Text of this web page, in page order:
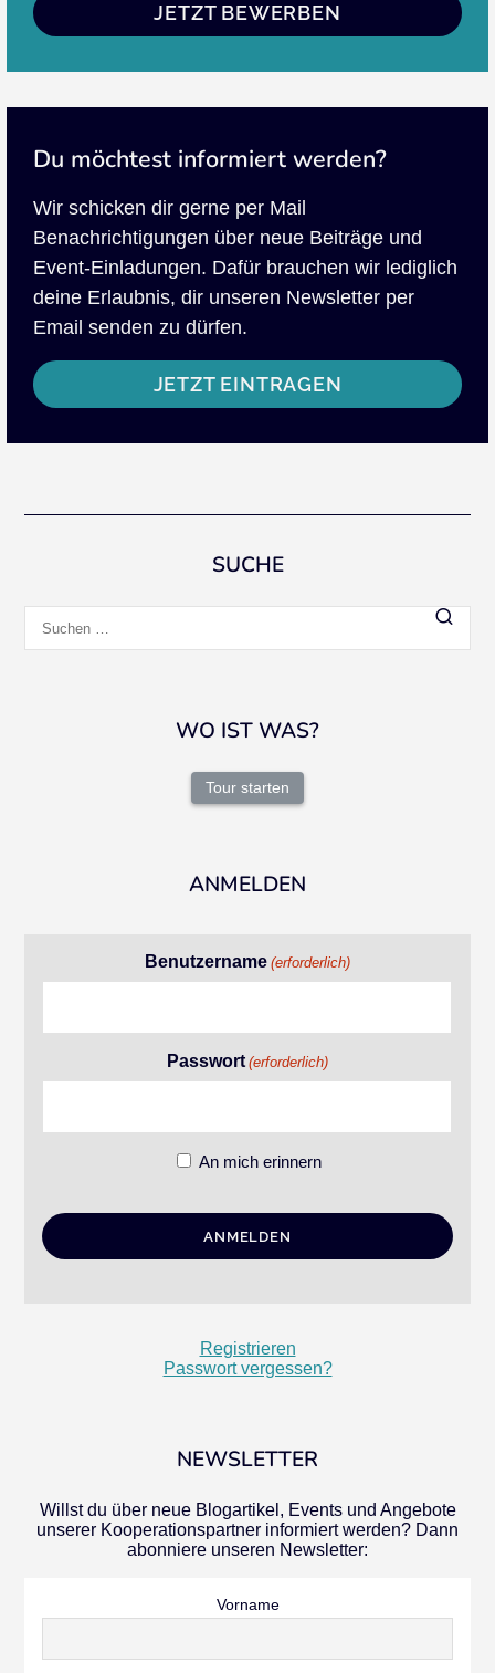
JETZT BEWERBEN
Du möchtest informiert werden?
Wir schicken dir gerne per Mail
Benachrichtigungen über neue Beiträge und
Event-Einladungen. Dafür brauchen wir lediglich
deine Erlaubnis, dir unseren Newsletter per
Email senden zu dürfen.
JETZT EINTRAGEN
SUCHE
nach:
WO IST WAS?
Tour starten
ANMELDEN
Benutzername (erforderlich)
Passwort (erforderlich)
An mich erinnern
Registrieren
Passwort vergessen?
NEWSLETTER
Willst du über neue Blogartikel, Events und Angebote
unserer Kooperationspartner informiert werden? Dann
abonniere unseren Newsletter:
Vorname